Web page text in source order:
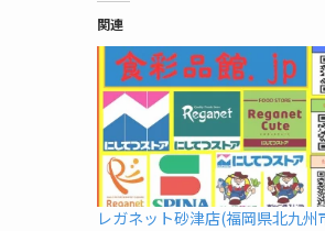
関連
レガネット砂津店(福岡県北九州